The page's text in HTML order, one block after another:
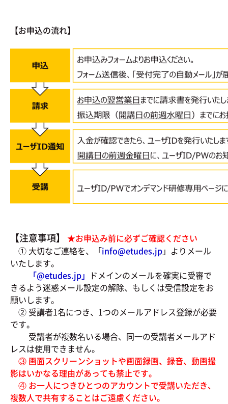
【お申込の流れ】
【注意事項】
★お申込み前に必ずご確認ください
① 大切なご連絡を、「info@etudes.jp」よりメール
いたします。
「@etudes.jp」 ドメインのメールを確実に受審で
きるよう迷惑メール設定の解除、もしくは受信設定をお
願いします。
② 受講者1名につき、1つのメールアドレス登録が必要
です。
受講者が複数名いる場合、同一の受講者メールアド
レスは使用できません。
③ 画面スクリーンショットや画面録画、録音、動画撮
影はいかなる理由があっても禁止です。
④ お一人につきひとつのアカウントで受講いただき、
複数人で共有することはご遠慮ください。